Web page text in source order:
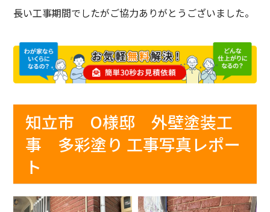
長い工事期間でしたがご協力ありがとうございました。
知立市 O様邸 外壁塗装工
事 多彩塗り 工事写真レポー
ト